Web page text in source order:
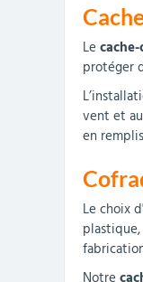
Le
protéger
vent et
en
Le choix